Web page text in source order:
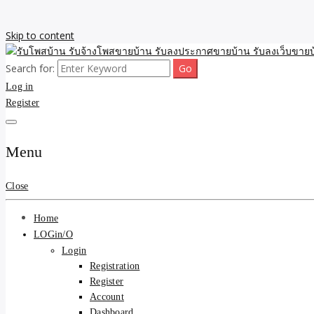
Skip to content
รับโพสบ้าน รับจ้างโพสขา
รับโพสบ้าน ที่ดิน SEOขายบ้
รับจ้างโพสขายบ้าน รับลงเว็บขายบ้าน รับโพสบ้าน รับลงประกาศขายบ้
Search for:
Log in
Register
Menu
Close
Home
LOGin/O
Login
Registration
Register
Account